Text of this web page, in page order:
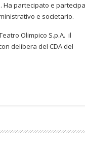
Ha partecipato e
e societario.
Olimpico S.p.A. il
delibera del CDA del